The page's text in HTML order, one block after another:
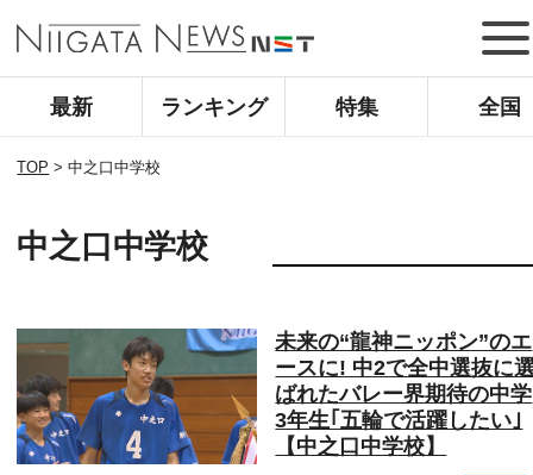
最新 ランキング 特集 全国
TOP >中之口中学校
中之口中学校
未来の“龍神ニッポン”のエ
ースに! 中2で全中選抜に
ばれたバレー界期待の中学
3年生｢五輪で活躍したい｣
【中之口中学校】